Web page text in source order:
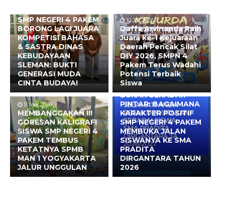
SMP NEGERI 4 PAKEM
BORONG LAGI JUARA
KOMPETISI BAHASA
& SASTRA DINAS
KEBUDAYAAN
SLEMAN: BUKTI
GENERASI MUDA
CINTA BUDAYA!
10 Jul 2026
Daffa Arvinanda Raih
Juara ke-1 Kejuaraan
Daerah Pencak Silat
DIY 2026, SMPN 4
Pakem Terus Wadahi
Potensi Terbaik
Siswa
11 Mei 2026
MEMBANGGAKAN !!!
GORESAN KALIGRAFI
SISWA SMP NEGERI 4
PAKEM TEMBUS
KETATNYA SPMB
MAN 1 YOGYAKARTA
JALUR UNGGULAN
10 Mei 2026
BUKAN SEKADAR
PINTAR: BAGAIMANA
KARAKTER POSITIF
SMP NEGERI 4 PAKEM
MEMBUKA JALAN
SISWANYA KE SMA
PRADITA
DIRGANTARA TAHUN
2026